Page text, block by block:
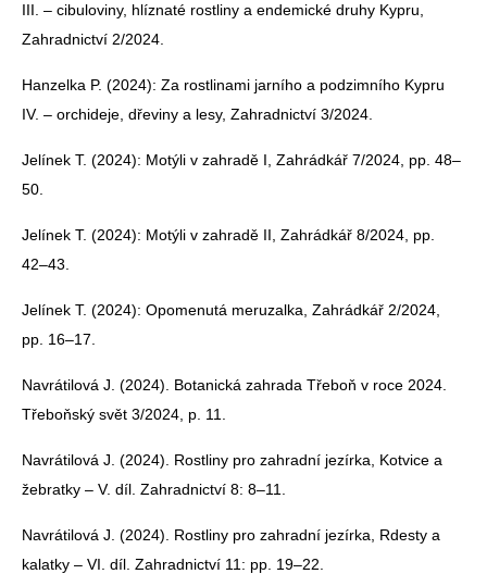
III. – cibuloviny, hlíznaté rostliny a endemické druhy Kypru,
Zahradnictví 2/2024.
Hanzelka P. (2024): Za rostlinami jarního a podzimního Kypru
IV. – orchideje, dřeviny a lesy, Zahradnictví 3/2024.
Jelínek T. (2024): Motýli v zahradě I, Zahrádkář 7/2024, pp. 48–
50.
Jelínek T. (2024): Motýli v zahradě II, Zahrádkář 8/2024, pp.
42–43.
Jelínek T. (2024): Opomenutá meruzalka, Zahrádkář 2/2024,
pp. 16–17.
Navrátilová J. (2024). Botanická zahrada Třeboň v roce 2024.
Třeboňský svět 3/2024, p. 11.
Navrátilová J. (2024). Rostliny pro zahradní jezírka, Kotvice a
žebratky – V. díl. Zahradnictví 8: 8–11.
Navrátilová J. (2024). Rostliny pro zahradní jezírka, Rdesty a
kalatky – VI. díl. Zahradnictví 11: pp. 19–22.